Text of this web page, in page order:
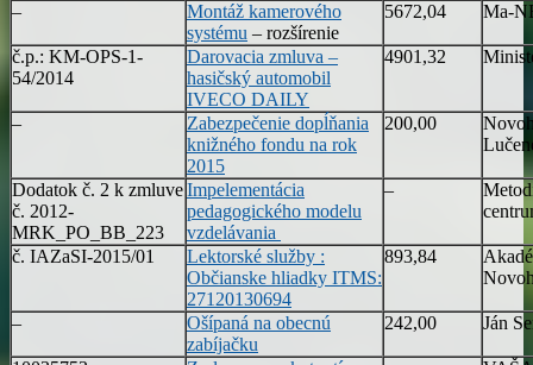
–
Montáž kamerového
systému – rozšírenie
5672,04 Ma-
č.p.: KM-OPS-1-
54/2014
Darovacia zmluva –
hasičský automobil
IVECO DAILY
4901,32
–
Zabezpečenie dopĺňania
knižného fondu na rok
2015
200,00
Dodatok č. 2 k zmluve
č. 2012-
MRK_PO_BB_223
Impelementácia
pedagogického modelu
vzdelávania
–
č. IAZaSI-2015/01
Lektorské služby :
Občianske hliadky ITMS:
27120130694
893,84
–
Ošípaná na obecnú
zabíjačku
242,00 Ján